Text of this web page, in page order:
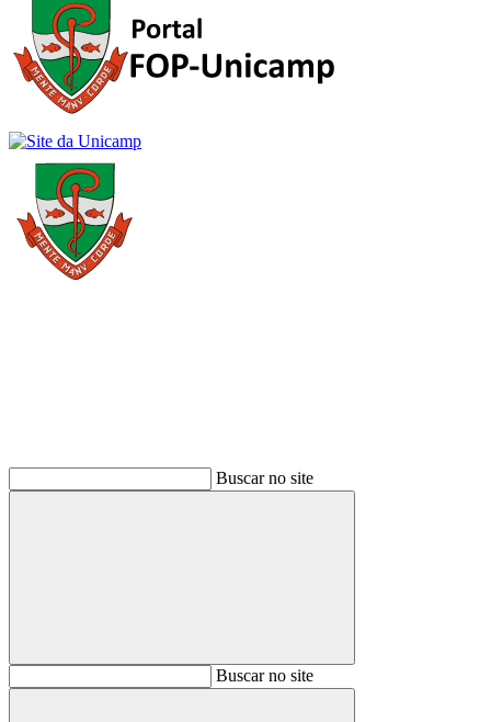
Buscar no site
BuscarBuscar no site